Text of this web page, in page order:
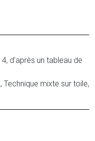
d'après un tableau de
Technique mixte sur toile,